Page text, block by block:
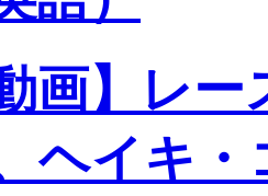
動画】レ
ヘイキ